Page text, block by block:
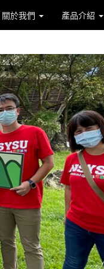
關於我們 產品介紹